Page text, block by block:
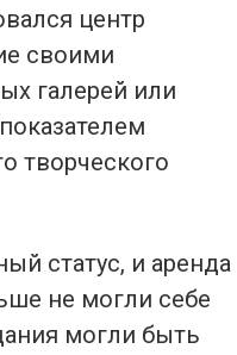
центр
своими
галерей или
творческого
статус, и аренда
не могли себе
могли быть